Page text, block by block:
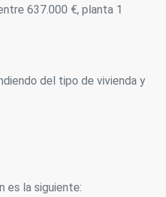
637.000 €, planta 1
del tipo de vivienda y
es la siguiente: